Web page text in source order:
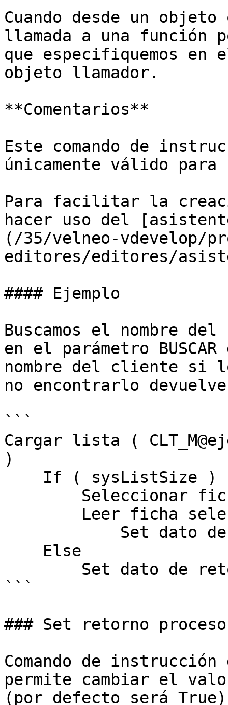
Cuando desde un
llamada a una función
que especifiquemos
objeto llamador.
**Comentarios**
Este comando de
únicamente válido para
Para facilitar la
hacer uso del
(/35/velneo-vdevelop/
editores/editores/
#### Ejemplo
Buscamos el nombre
en el parámetro
nombre del cliente si
no encontrarlo
```
Cargar lista (
)
```
### Set retorno proceso
Comando de
permite cambiar el
(por defecto será